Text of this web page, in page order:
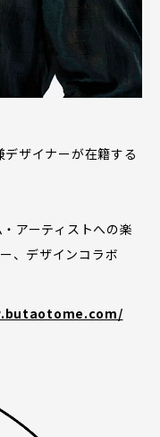
ザイナーが在籍する
アーティストへの楽
、デザインコラボ